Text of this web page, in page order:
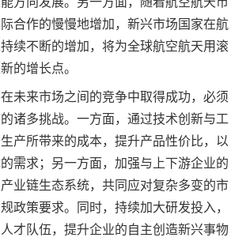
合作的慢慢地增加，新兴市场国家在航
续不断的增加，将为全球航空航天用滚
的增长点。
来市场之间的竞争中取得成功，必须
诸多挑战。一方面，通过技术创新与工
产所带来的成本，提升产品性价比，以
需求；另一方面，加强与上下游企业的
业链生态系统，共同应对复杂多变的市
政策要求。同时，持续加大研发投入，
才队伍，提升企业的自主创造新兴事物